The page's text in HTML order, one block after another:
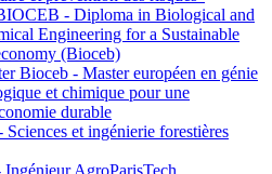
- Diploma in Biological and
Engineering for a Sustainable
(Bioceb)
Bioceb - Master européen en génie
et chimique pour une
durable
Sciences et ingénierie forestières
Ingénieur AgroParisTech